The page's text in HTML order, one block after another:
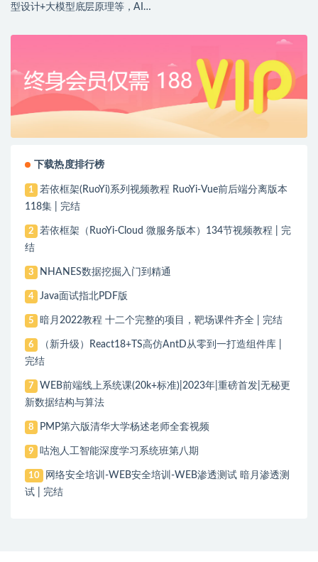
型设计+大模型底层原理等，AI产
下载热度排行榜
1
若依框架(RuoYi)系列视频教程 RuoYi-Vue前后端分离版本
118集 | 完结
2
若依框架（RuoYi-Cloud 微服务版本）134节视频教程 | 完
结
3 NHANES数据挖掘入门到精通
4 Java面试指北PDF版
5 暗月2022教程 十二个完整的项目，靶场课件齐全 | 完结
6
（新升级）React18+TS高仿AntD从零到一打造组件库 |
完结
7
WEB前端线上系统课(20k+标准)|2023年|重磅首发|无秘更
新数据结构与算法
8 PMP第六版清华大学杨述老师全套视频
9 咕泡人工智能深度学习系统班第八期
10
网络安全培训-WEB安全培训-WEB渗透测试 暗月渗透测
试 | 完结